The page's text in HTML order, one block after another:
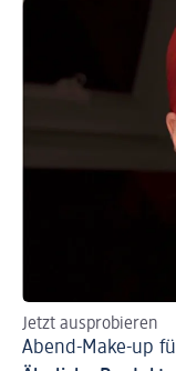
Jetzt ausprobieren
Abend-Make-up